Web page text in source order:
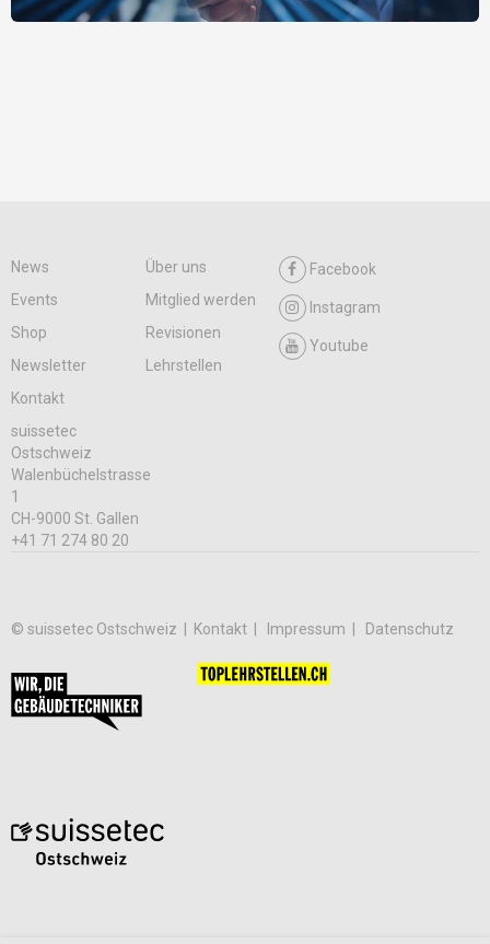
News
Über uns
Events
Mitglied werden
Shop
Revisionen
Newsletter
Lehrstellen
Kontakt
Facebook
Instagram
Youtube
suissetec
Ostschweiz
Walenbüchelstrasse
1
CH-9000 St. Gallen
+41 71 274 80 20
© suissetec Ostschweiz | Kontakt Impressum Datenschutz